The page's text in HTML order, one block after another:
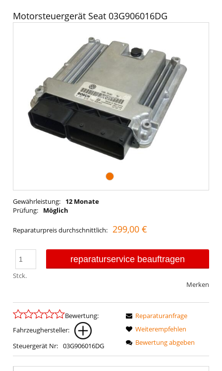
Motorsteuergerät Seat 03G906016DG
Gewährleistung:
12 Monate
Prüfung:
Möglich
Reparaturpreis durchschnittlich: 299,00 €
Stck.
reparaturservice beauftragen
Merken
Bewertung:
Fahrzeughersteller:
Steuergerät Nr: 03G906016DG
Reparaturanfrage
Weiterempfehlen
Bewertung abgeben